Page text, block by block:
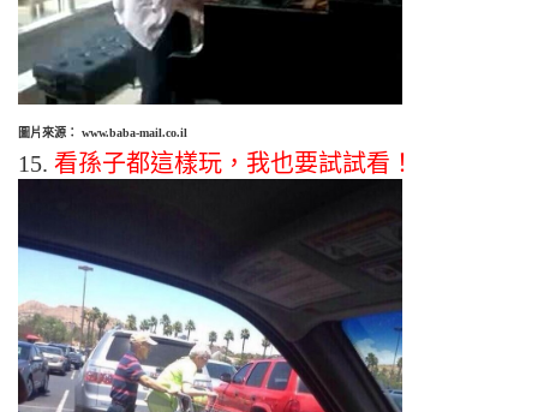
圖片來源： www.baba-mail.co.il
15. 看孫子都這樣玩，我也要試試看！